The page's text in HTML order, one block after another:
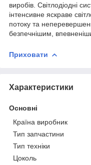
виробів. Світлодіодні
інтенсивне яскраве
потоку та
безпечнішим,
Приховати
Характеристики
Основні
Країна виробник
Тип запчастини
Тип техніки
Цоколь